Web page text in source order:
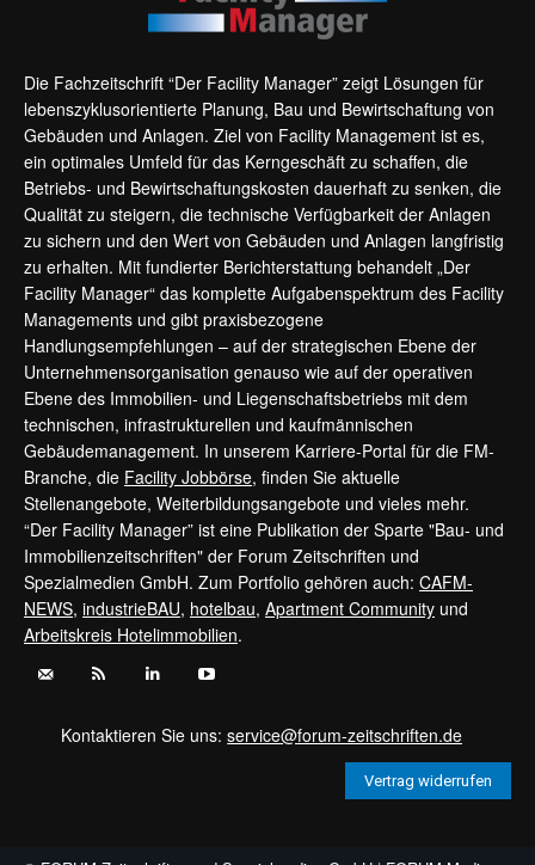
Die Fachzeitschrift “Der Facility Manager” zeigt Lösungen für
lebenszyklusorientierte Planung, Bau und Bewirtschaftung von
Gebäuden und Anlagen. Ziel von Facility Management ist es,
ein optimales Umfeld für das Kerngeschäft zu schaffen, die
Betriebs- und Bewirtschaftungskosten dauerhaft zu senken, die
Qualität zu steigern, die technische Verfügbarkeit der Anlagen
zu sichern und den Wert von Gebäuden und Anlagen langfristig
zu erhalten. Mit fundierter Berichterstattung behandelt „Der
Facility Manager“ das komplette Aufgabenspektrum des Facility
Managements und gibt praxisbezogene
Handlungsempfehlungen – auf der strategischen Ebene der
Unternehmensorganisation genauso wie auf der operativen
Ebene des Immobilien- und Liegenschaftsbetriebs mit dem
technischen, infrastrukturellen und kaufmännischen
Gebäudemanagement. In unserem Karriere-Portal für die FM-
Branche, die Facility Jobbörse, finden Sie aktuelle
Stellenangebote, Weiterbildungsangebote und vieles mehr.
“Der Facility Manager” ist eine Publikation der Sparte "Bau- und
Immobilienzeitschriften" der Forum Zeitschriften und
Spezialmedien GmbH. Zum Portfolio gehören auch: CAFM-
NEWS, industrieBAU, hotelbau, Apartment Community und
Arbeitskreis Hotelimmobilien.
Kontaktieren Sie uns:service@forum-zeitschriften.de
Vertrag widerrufen